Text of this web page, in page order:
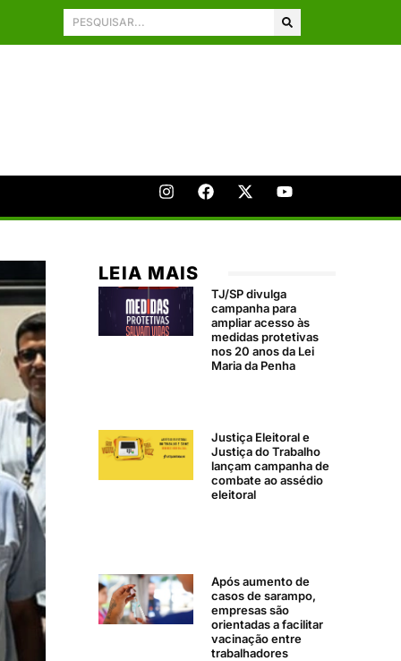
LEIA MAIS
TJ/SP divulga
campanha para
ampliar acesso às
medidas protetivas
nos 20 anos da Lei
Maria da Penha
Justiça Eleitoral e
Justiça do Trabalho
lançam campanha de
combate ao assédio
eleitoral
Após aumento de
casos de sarampo,
empresas são
orientadas a facilitar
vacinação entre
trabalhadores